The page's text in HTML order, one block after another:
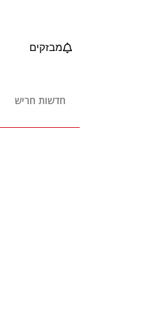
מבזקים
חדשות חריש